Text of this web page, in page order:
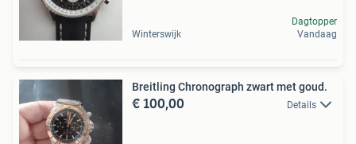
Winterswijk
Dagtopper
Vandaag
Breitling Chronograph zwart met goud.
€ 100,00 Details